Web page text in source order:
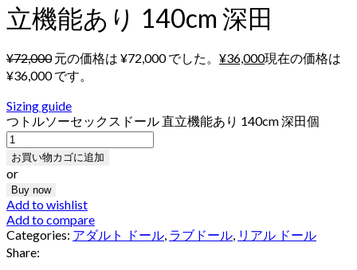
立機能あり 140cm 深田
¥72,000 元の価格は ¥72,000 でした。 ¥36,000現在の価格は
¥36,000 です。
Sizing guide
つトルソーセックスドール 直立機能あり 140cm 深田個
お買い物カゴに追加
or
Buy now
Add to wishlist
Add to compare
Categories: アダルト ドール, ラブドール, リアル ドール
Share: